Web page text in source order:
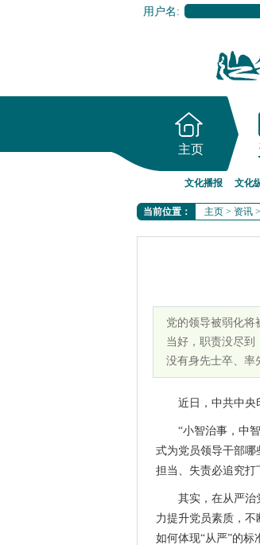
用户名:
主页
文化播报 文化
当前位置： 主页 > 资讯 >
党的领导被弱化
当好，职责没尽到
没有身先士卒、率
近日，中共中央
“小智治事，中
式为党员领导干部
担当、失责必追究打
其实，在从严治
力提升党员素质，不
如何体现“从严”的标